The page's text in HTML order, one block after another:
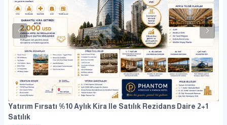
Yatırım Fırsatı %10 Aylık Kira Ile Satılık Rezidans Daire 2+1
Satılık